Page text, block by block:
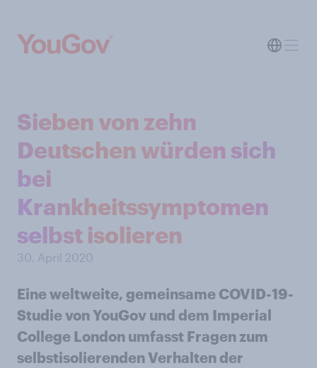
Sieben von zehn
Deutschen würden sich
bei
Krankheitssymptomen
selbst isolieren
30. April 2020
Eine weltweite, gemeinsame COVID-19-
Studie von YouGov und dem Imperial
College London umfasst Fragen zum
selbstisolierenden Verhalten der